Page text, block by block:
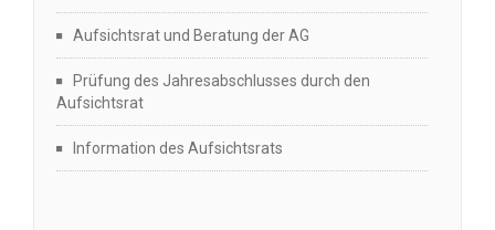
Aufsichtsrat und Beratung der AG
Prüfung des Jahresabschlusses durch den
Aufsichtsrat
Information des Aufsichtsrats